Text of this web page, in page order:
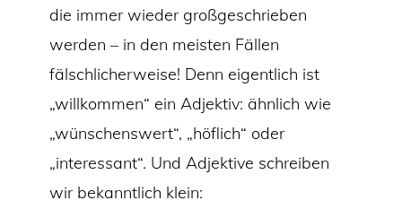
die immer wieder großgeschrieben
werden – in den meisten Fällen
fälschlicherweise! Denn eigentlich ist
„willkommen“ ein Adjektiv: ähnlich wie
„wünschenswert“, „höflich“ oder
„interessant“. Und Adjektive schreiben
wir bekanntlich klein: